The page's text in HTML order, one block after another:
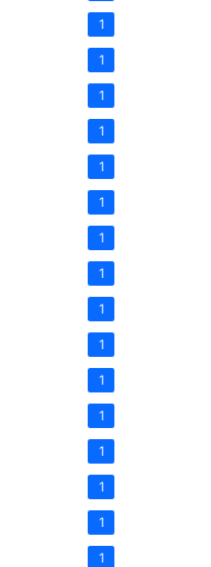
1
1
1
1
1
1
1
1
1
1
1
1
1
1
1
1